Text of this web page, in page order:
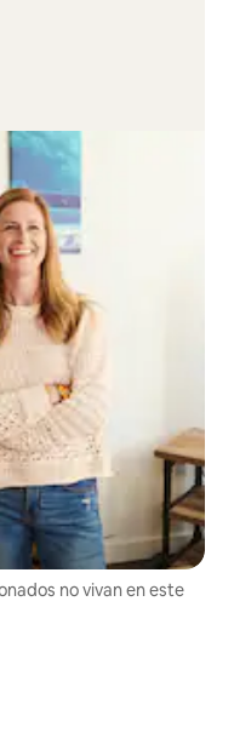
no vivan en este